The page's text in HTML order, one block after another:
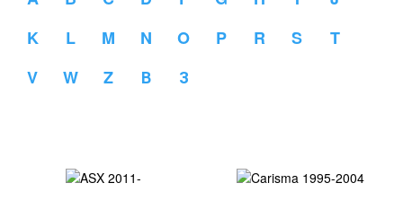
K
L M N O P R S
T
V
W Z В З